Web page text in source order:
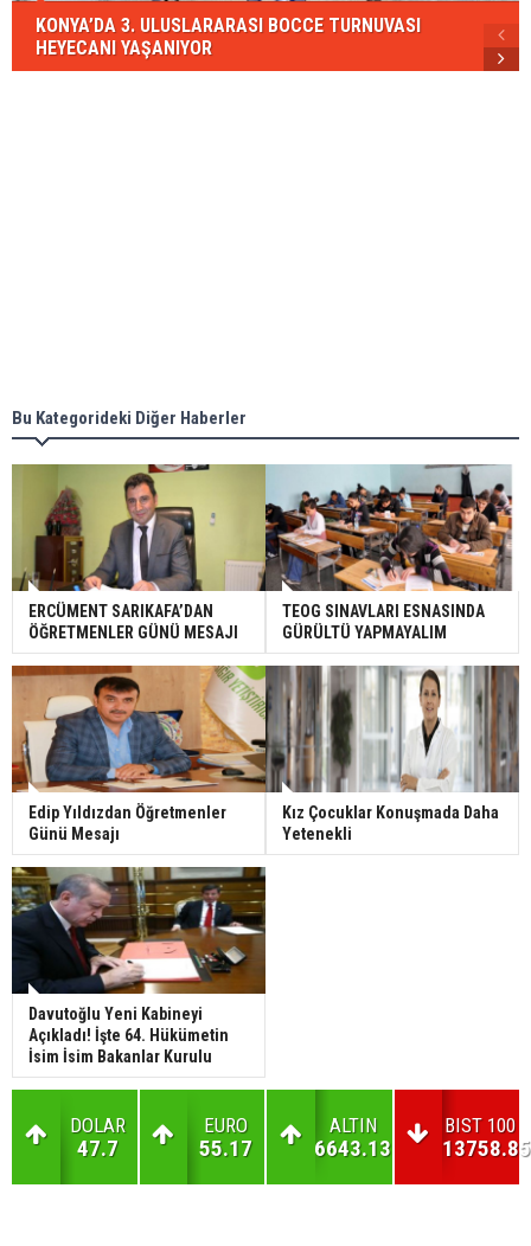
KONYA’DA 3. ULUSLARARASI BOCCE TURNUVASI
HEYECANI YAŞANIYOR
Bu Kategorideki Diğer Haberler
ERCÜMENT SARIKAFA’DAN
ÖĞRETMENLER GÜNÜ MESAJI
TEOG SINAVLARI ESNASINDA
GÜRÜLTÜ YAPMAYALIM
Edip Yıldızdan Öğretmenler
Günü Mesajı
Kız Çocuklar Konuşmada Daha
Yetenekli
Davutoğlu Yeni Kabineyi
Açıkladı! İşte 64. Hükümetin
İsim İsim Bakanlar Kurulu
DOLAR
47.7
EURO
55.17
ALTIN
6643.13
BIST 100
13758.85